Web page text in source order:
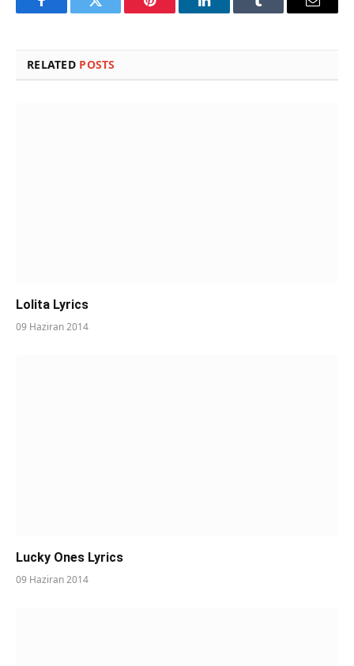
FacebookTwitter Pinterest LinkedInTumblr Email
RELATED POSTS
Lolita Lyrics
09 Haziran 2014
Lucky Ones Lyrics
09 Haziran 2014